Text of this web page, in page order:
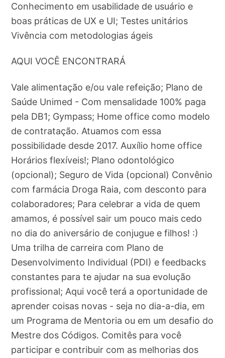
Conhecimento em usabilidade de usuário e
boas práticas de UX e UI; Testes unitários
Vivência com metodologias ágeis
AQUI VOCÊ ENCONTRARÁ
Vale alimentação e/ou vale refeição; Plano de
Saúde Unimed - Com mensalidade 100% paga
pela DB1; Gympass; Home office como modelo
de contratação. Atuamos com essa
possibilidade desde 2017. Auxílio home office
Horários flexíveis!; Plano odontológico
(opcional); Seguro de Vida (opcional) Convênio
com farmácia Droga Raia, com desconto para
colaboradores; Para celebrar a vida de quem
amamos, é possível sair um pouco mais cedo
no dia do aniversário de conjugue e filhos! :)
Uma trilha de carreira com Plano de
Desenvolvimento Individual (PDI) e feedbacks
constantes para te ajudar na sua evolução
profissional; Aqui você terá a oportunidade de
aprender coisas novas - seja no dia-a-dia, em
um Programa de Mentoria ou em um desafio do
Mestre dos Códigos. Comitês para você
participar e contribuir com as melhorias dos